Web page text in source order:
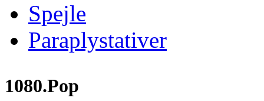
Spejle
Paraplystativer
1080.Pop